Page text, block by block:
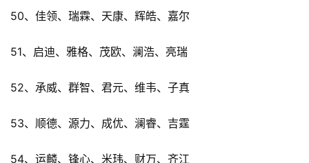
50、佳领、瑞霖、天康、辉皓、嘉尔
51、启迪、雅格、茂欧、澜浩、亮瑞
52、承威、群智、君元、维韦、子真
53、顺德、源力、成优、澜睿、吉霆
54、运麟、锋心、米玮、财万、齐江